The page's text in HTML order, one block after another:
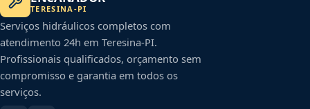
TERESINA -PI
Serviços hidráulicos completos com
atendimento 24h em Teresina-PI.
Profissionais qualificados, orçamento sem
compromisso e garantia em todos os
serviços.